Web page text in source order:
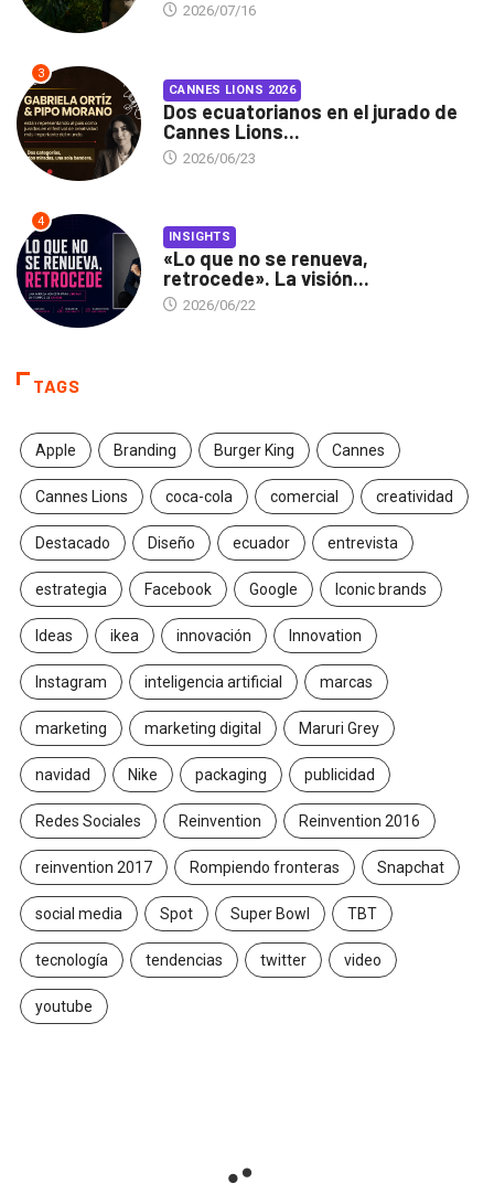
2026/07/16
3
CANNES LIONS 2026
Dos ecuatorianos en el jurado de
Cannes Lions...
2026/06/23
4
INSIGHTS
«Lo que no se renueva,
retrocede». La visión...
2026/06/22
TAGS
Apple Branding Burger King Cannes
Cannes Lions coca-cola comercial creatividad
Destacado Diseño ecuador entrevista
estrategia Facebook Google Iconic brands
Ideas ikea innovación Innovation
Instagram inteligencia artificial marcas
marketing marketing digital Maruri Grey
navidad Nike packaging publicidad
Redes Sociales Reinvention Reinvention 2016
reinvention 2017 Rompiendo fronteras Snapchat
social media Spot Super Bowl TBT
tecnología tendencias twitter video
youtube